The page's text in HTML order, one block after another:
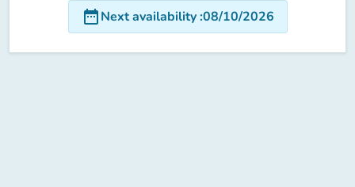
date_rangeNext availability:08/10/2026